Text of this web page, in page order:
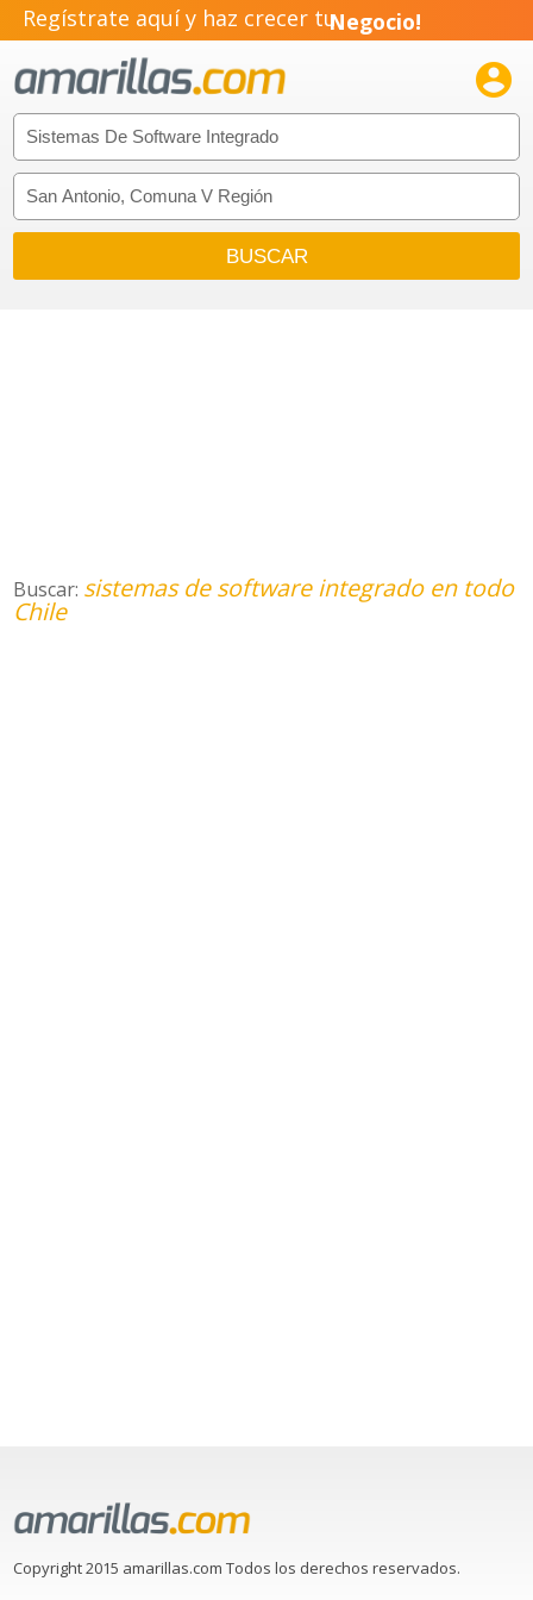
Regístrate aquí y haz crecer tuNegocio!
Emprendimiento!

Buscar: sistemas de software integrado en todo
Chile
Copyright 2015 amarillas.com Todos los derechos reservados.